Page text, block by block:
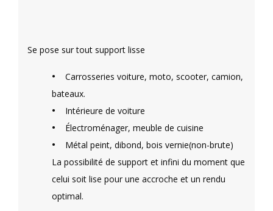
Se pose sur tout support lisse
• Carrosseries voiture, moto, scooter, camion,
bateaux.
• Intérieure de voiture
• Électroménager, meuble de cuisine
•
Métal peint, dibond, bois vernie(non-brute)
La possibilité de support et infini du moment que
celui soit lise pour une accroche et un rendu
optimal.